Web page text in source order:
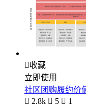
收藏
立即使用
社区团购履约价
 2.8k  5  1